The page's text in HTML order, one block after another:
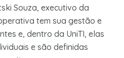
Souza, executivo da
tem sua gestão e
e, dentro da UniTI, elas
e são definidas